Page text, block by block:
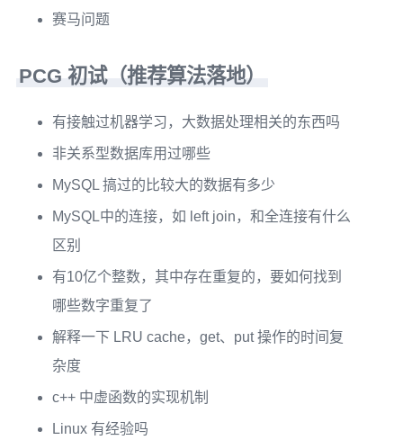
赛马问题
PCG 初试（推荐算法落地）
有接触过机器学习，大数据处理相关的东西吗
非关系型数据库用过哪些
MySQL 搞过的比较大的数据有多少
MySQL中的连接，如 left join，和全连接有什么
区别
有10亿个整数，其中存在重复的，要如何找到
哪些数字重复了
解释一下 LRU cache，get、put 操作的时间复
杂度
c++ 中虚函数的实现机制
Linux 有经验吗